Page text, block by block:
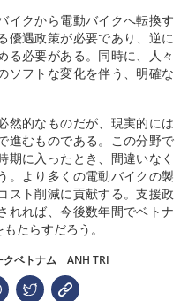
イクから電動バイクへ転換す
優遇政策が必要であり、逆に
る必要がある。同時に、人々
ソフトな変化を伴う、明確な
然的なものだが、現実的には
進むものである。この分野で
期に入ったとき、間違いなく
。より多くの電動バイクの製
スト削減に貢献する。支援政
れれば、今後数年間でベトナ
たらすだろう。
クベトナム ANH TRI